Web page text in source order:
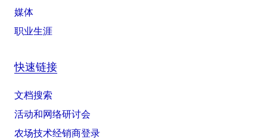
媒体
职业生涯
快速链接
文档搜索
活动和网络研讨会
农场技术经销商登录